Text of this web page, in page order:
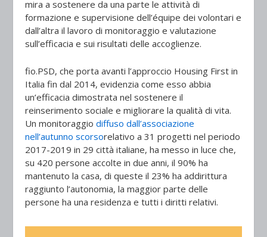
mira a sostenere da una parte le attività di
formazione e supervisione dell’équipe dei volontari e
dall’altra il lavoro di monitoraggio e valutazione
sull’efficacia e sui risultati delle accoglienze.
fio.PSD, che porta avanti l’approccio Housing First in
Italia fin dal 2014, evidenzia come esso abbia
un’efficacia dimostrata nel sostenere il
reinserimento sociale e migliorare la qualità di vita.
Un monitoraggiodiffuso dall’associazione
nell’autunno scorsorelativo a 31 progetti nel periodo
2017-2019 in 29 città italiane, ha messo in luce che,
su 420 persone accolte in due anni, il 90% ha
mantenuto la casa, di queste il 23% ha addirittura
raggiunto l’autonomia, la maggior parte delle
persone ha una residenza e tutti i diritti relativi.